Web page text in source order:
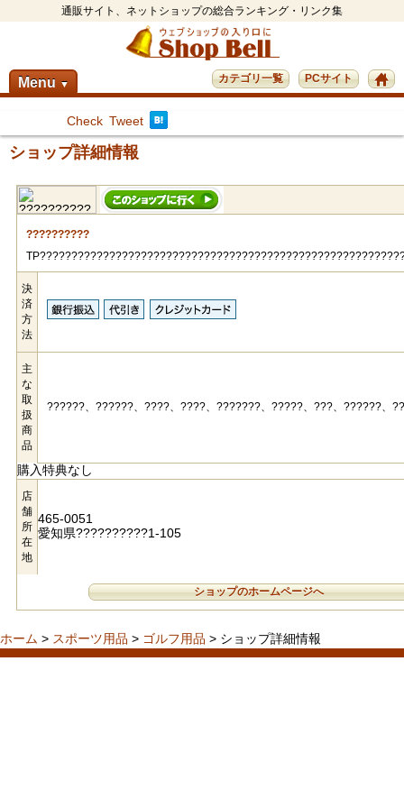
通販サイト、ネットショップの総合ランキング・リンク集
Menu ▼ PCサイト
カテゴリ一覧
Check Tweet
ショップ詳細情報
??????????
決
済
方
法
主
な
取
扱
商
品
??????、??????、????、????、???????、?????、???、??????、
購入特典なし
店
舗
所
在
地
465-0051
愛知県??????????1-105
ショップのホームページへ
ホーム > スポーツ用品 > ゴルフ用品 > ショップ詳細情報